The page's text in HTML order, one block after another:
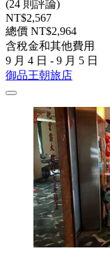
(24 則評論)
NT$2,567
總價 NT$2,964
含稅金和其他費用
9 月 4 日 - 9 月 5 日
御品王朝旅店